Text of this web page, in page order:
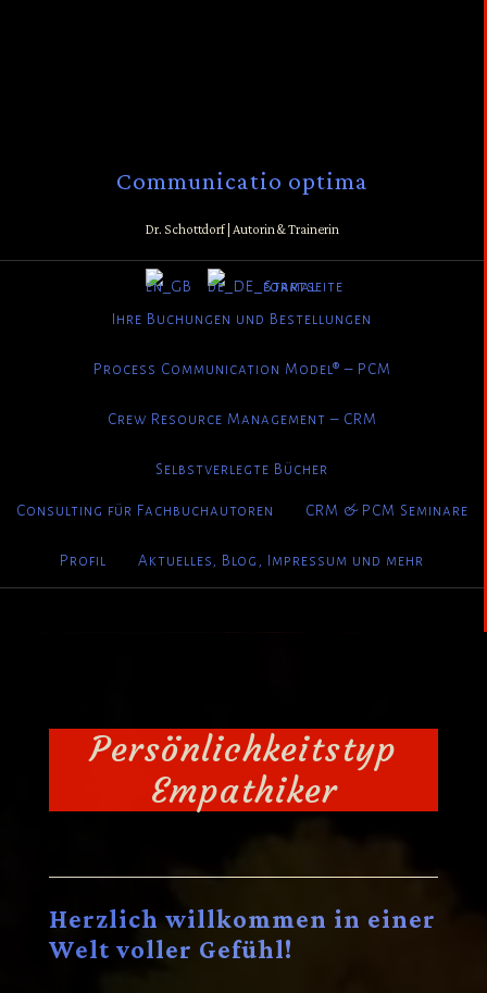
Communicatio optima
Dr. Schottdorf | Autorin & Trainerin
Startseite
Ihre Buchungen und Bestellungen
Process Communication Model® – PCM
Crew Resource Management – CRM
Selbstverlegte Bücher
Consulting für Fachbuchautoren CRM & PCM Seminare
Profil Aktuelles, Blog, Impressum und mehr
Persönlichkeitstyp
Empathiker
Herzlich willkommen in einer
Welt voller Gefühl!